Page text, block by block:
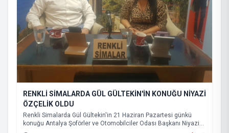
RENKLİ SİMALARDA GÜL GÜLTEKİN'İN KONUĞU NİYAZİ
ÖZÇELİK OLDU
Renkli Simalarda Gül Gültekin'in 21 Haziran Pazartesi günkü
konuğu Antalya Şoförler ve Otomobilciler Odası Başkanı Niyazi
ÖZÇELİK oldu. Programda pandemi döneminde esnafın ve